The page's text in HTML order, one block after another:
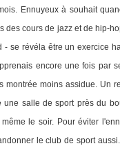
Ennuyeux à souhait
des cours de jazz et de hip-
- se révéla être un exercice
encore une fois par
montrée moins assidue. Un
une salle de sport près du
le soir. Pour éviter
le club de sport